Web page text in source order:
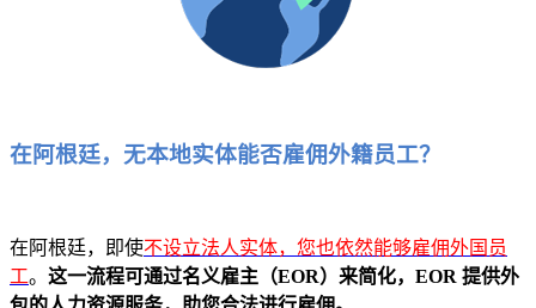
在阿根廷，无本地实体能否雇佣外籍员工？
在阿根廷，即使不设立法人实体，您也依然能够雇佣外国员
工。 这一流程可通过名义雇主（EOR）来简化，EOR 提供外